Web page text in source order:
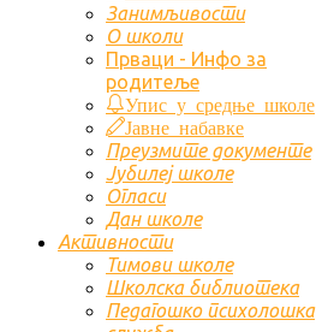
Занимљивости
О школи
Првaци - Инфо за
родитеље
Упис у средње школе
Јавне набавке
Преузмите документе
Јубилеј школе
Огласи
Дан школе
Активности
Тимови школе
Школска библиотека
Педагошко психолошка